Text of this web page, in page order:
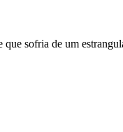
sofria de um